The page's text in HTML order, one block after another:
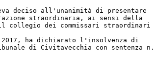
deciso all'unanimità di presentare
straordinaria, ai sensi della
il collegio dei commissari straordinari
ha dichiarato l'insolvenza di
di Civitavecchia con sentenza n.